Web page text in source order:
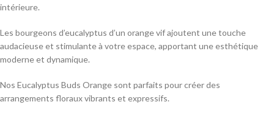
intérieure.
Les bourgeons d’eucalyptus d’un orange vif ajoutent une touche
audacieuse et stimulante à votre espace, apportant une esthétique
moderne et dynamique.
Nos Eucalyptus Buds Orange sont parfaits pour créer des
arrangements floraux vibrants et expressifs.